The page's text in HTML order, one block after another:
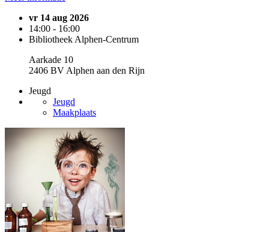
vr 14 aug 2026
14:00 - 16:00
Bibliotheek Alphen-Centrum
Aarkade 10
2406 BV Alphen aan den Rijn
Jeugd
Jeugd
Maakplaats